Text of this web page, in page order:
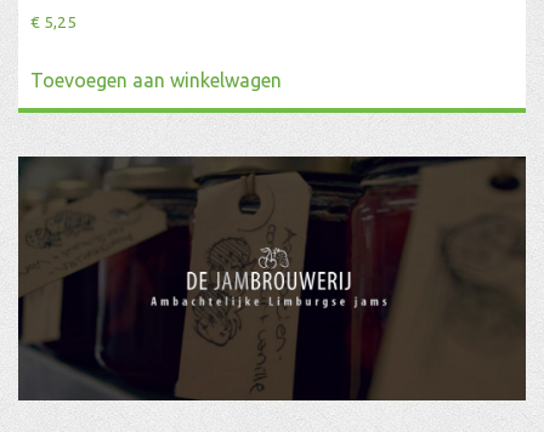
€ 5,25
Toevoegen aan winkelwagen